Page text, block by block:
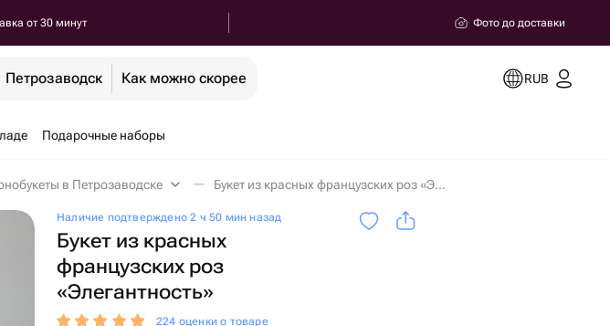
от 30 минут Фото до доставки
Петрозаводск Как можно скорее RUB
Подарочные наборы
в Петрозаводске Букет из красных французских роз «Элегантность» в Петрозаводске
Наличие подтверждено 2 ч 50 мин назад
Букет из красных
французских роз
«Элегантность»
224 оценки о товаре